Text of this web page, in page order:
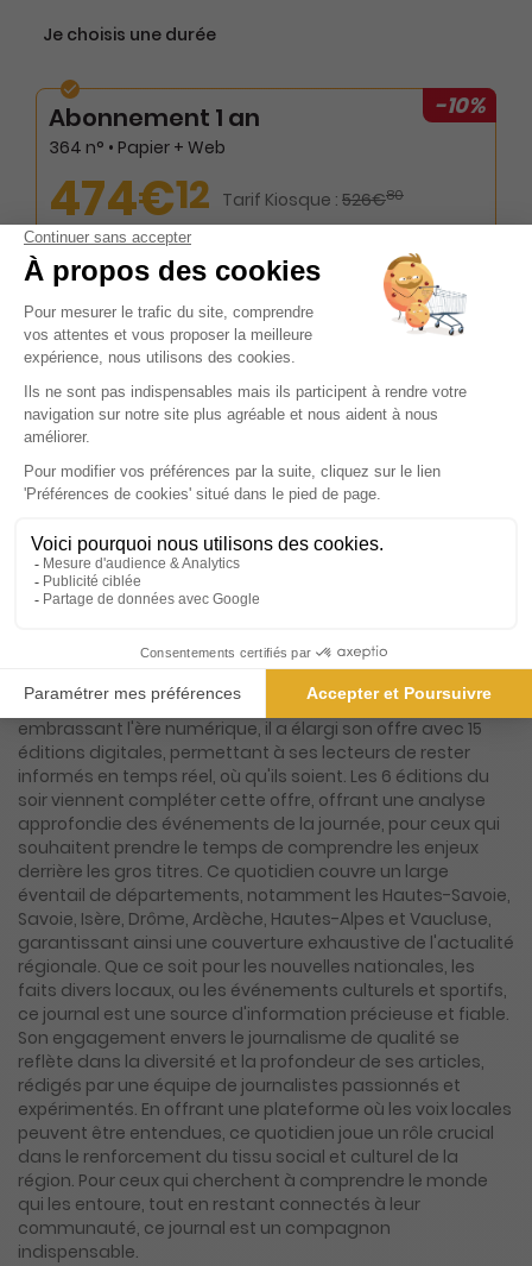
Je choisis une durée
-10%
Abonnement 1 an
364 n° • Papier + Web
474€12 Tarif Kiosque : 526€80
Tarif France métropolitaine
Renouvellement à date d’anniversaire
Présentation du magazine Le Dauphiné
Libéré, Valence, Rhône Crussol, Rhône au
Diois
Né le 7 septembre 1945, ce quotidien régional s'est imposé
sud-est de la France. Avec une riche histoire de près de
huit décennies, il a su évoluer et s'adapter aux besoins
changeants de ses lecteurs tout en restant fidèle à sa
mission première : offrir une couverture complète et
capacité à conjuguer tradition et modernité, proposant
chaque jour 27 éditions papier qui capturent l'essence de
la vie locale et régionale. Mais ce n'est pas tout. En
embrassant l'ère numérique, il a élargi son offre avec 15
éditions digitales, permettant à ses lecteurs de rester
informés en temps réel, où qu'ils soient. Les 6 éditions du
soir viennent compléter cette offre, offrant une analyse
approfondie des événements de la journée, pour ceux qui
souhaitent prendre le temps de comprendre les enjeux
derrière les gros titres. Ce quotidien couvre un large
éventail de départements, notamment les Hautes-Savoie,
Savoie, Isère, Drôme, Ardèche, Hautes-Alpes et Vaucluse,
garantissant ainsi une couverture exhaustive de l'actualité
régionale. Que ce soit pour les nouvelles nationales, les
faits divers locaux, ou les événements culturels et sportifs,
ce journal est une source d'information précieuse et fiable.
Son engagement envers le journalisme de qualité se
reflète dans la diversité et la profondeur de ses articles,
rédigés par une équipe de journalistes passionnés et
expérimentés. En offrant une plateforme où les voix locales
peuvent être entendues, ce quotidien joue un rôle crucial
dans le renforcement du tissu social et culturel de la
région. Pour ceux qui cherchent à comprendre le monde
qui les entoure, tout en restant connectés à leur
communauté, ce journal est un compagnon
indispensable.